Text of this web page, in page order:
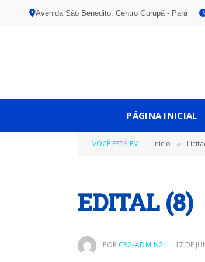
Avenida São Benedito, Centro Gurupá - Pará
PÁGINA INICIAL
VOCÊ ESTÁ EM: Inicio »
EDITAL (8)
POR CR2-ADMIN2 17 DE